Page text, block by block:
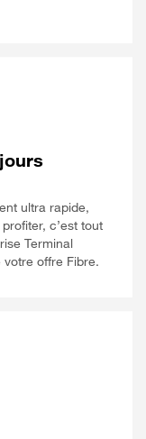
ultra rapide,
c’est tout
Terminal
offre Fibre.